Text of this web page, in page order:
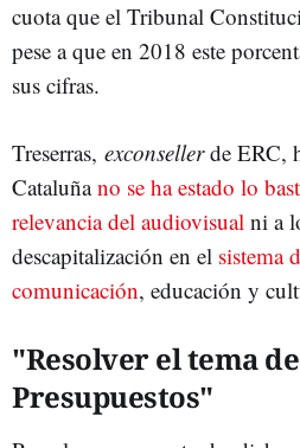
cuota que el Tribunal
pese a que en 2018 este
sus cifras.
Treserras, exconsellerde ERC,
Cataluñano se ha estado lo
relevancia del audiovisual ni a
descapitalización en el sistema
comunicación, educación y
"Resolver el tema
Presupuestos"